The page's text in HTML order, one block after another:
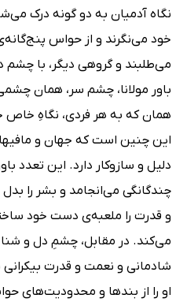
نگاه آدمیان به دو گونه درک
خود می‌نگرند و از حواس
می‌طلبند و گروهی دیگر، با چشم
باور مولانا، چشم سر، همان
همان که به هر فردی، نگاهِ خاص
این چنین است که جهان و مافیها
دلیل و سازوکار دارد. این تعدد
چندگانگی می‌انجامد و بشر را
و قدرت را ملعبه‌ی دست خود
می‌کند. در مقابل، چشمِ دل و
شادمانی و نعمت و قدرت بیکرانی
او را از بندها و محدودیت‌های